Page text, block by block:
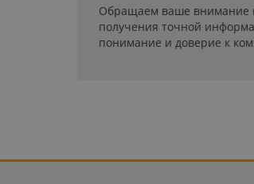
Обращаем ваше внимание
получения точной
понимание и доверие к